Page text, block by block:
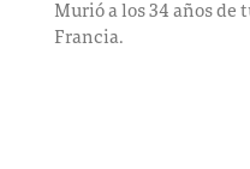
Murió a los 34 años de
Francia.